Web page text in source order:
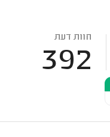
חוות דעת
392